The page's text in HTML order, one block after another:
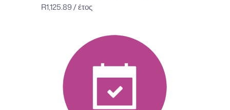
R1,125.89/ έτος